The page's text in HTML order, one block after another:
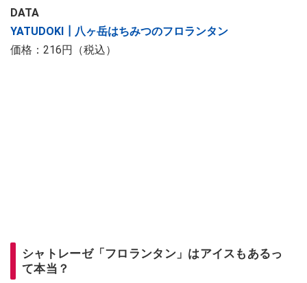
DATA
YATUDOKI┃八ヶ岳はちみつのフロランタン
価格：216円（税込）
シャトレーゼ「フロランタン」はアイスもあるっ
て本当？